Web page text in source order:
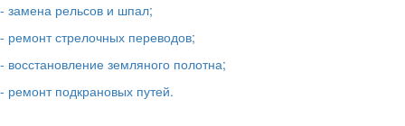
- замена рельсов и шпал;
- ремонт стрелочных переводов;
- восстановление земляного полотна;
- ремонт подкрановых путей.